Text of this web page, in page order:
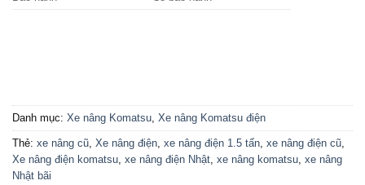
Danh mục: Xe nâng Komatsu Xe nâng Komatsu điện
Thẻ: xe nâng cũ Xe nâng điện xe nâng điện 1.5 tấn xe nâng điện cũ
Xe nâng điện komatsu xe nâng điện Nhật xe nâng komatsu xe nâng
Nhật bãi